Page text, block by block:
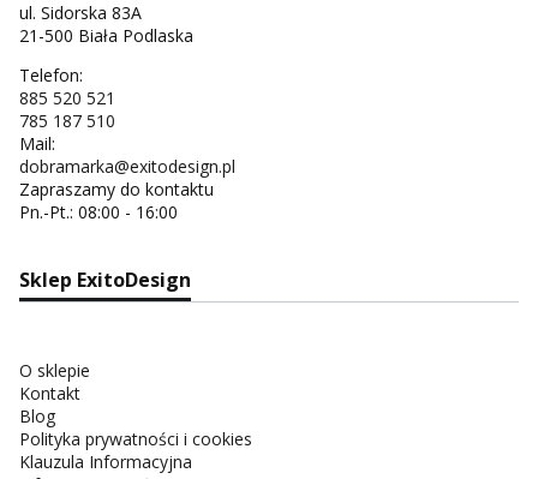
ul. Sidorska 83A
21-500 Biała Podlaska
Telefon:
885 520 521
785 187 510
Mail:
dobramarka@exitodesign.pl
Zapraszamy do kontaktu
Pn.-Pt.: 08:00 - 16:00
Sklep ExitoDesign
O sklepie
Kontakt
Blog
Polityka prywatności i cookies
Klauzula Informacyjna